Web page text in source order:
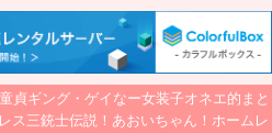
貞ギング・ゲイなー女装子オネエ的まと
ス三銃士伝説！あおいちゃん！ホームレ